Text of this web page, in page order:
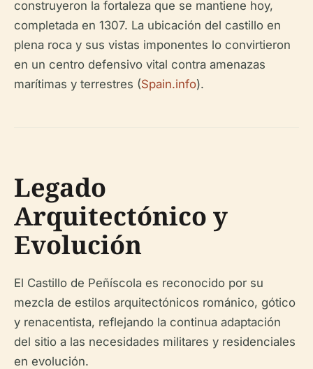
construyeron la fortaleza que se mantiene hoy,
completada en 1307. La ubicación del castillo en
plena roca y sus vistas imponentes lo convirtieron
en un centro defensivo vital contra amenazas
marítimas y terrestres (Spain.info).
Legado
Arquitectónico y
Evolución
El Castillo de Peñíscola es reconocido por su
mezcla de estilos arquitectónicos románico, gótico
y renacentista, reflejando la continua adaptación
del sitio a las necesidades militares y residenciales
en evolución.